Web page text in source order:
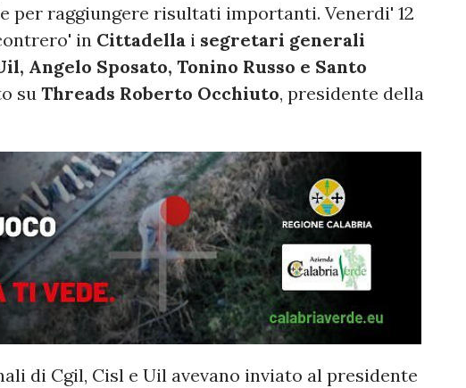
per raggiungere risultati importanti. Venerdi' 12
in Cittadella i segretari generali
Angelo Sposato, Tonino Russo e Santo
su Threads Roberto Occhiuto, presidente della
di Cgil, Cisl e Uil avevano inviato al presidente